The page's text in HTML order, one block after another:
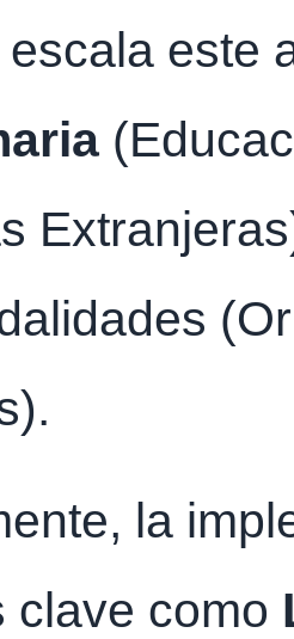
este
la
clave como